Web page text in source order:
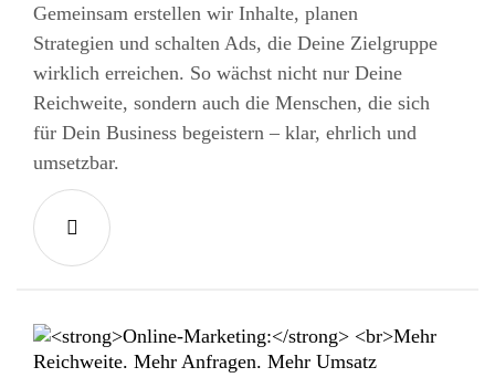
Gemeinsam erstellen wir Inhalte, planen
Strategien und schalten Ads, die Deine Zielgruppe
wirklich erreichen. So wächst nicht nur Deine
Reichweite, sondern auch die Menschen, die sich
für Dein Business begeistern – klar, ehrlich und
umsetzbar.